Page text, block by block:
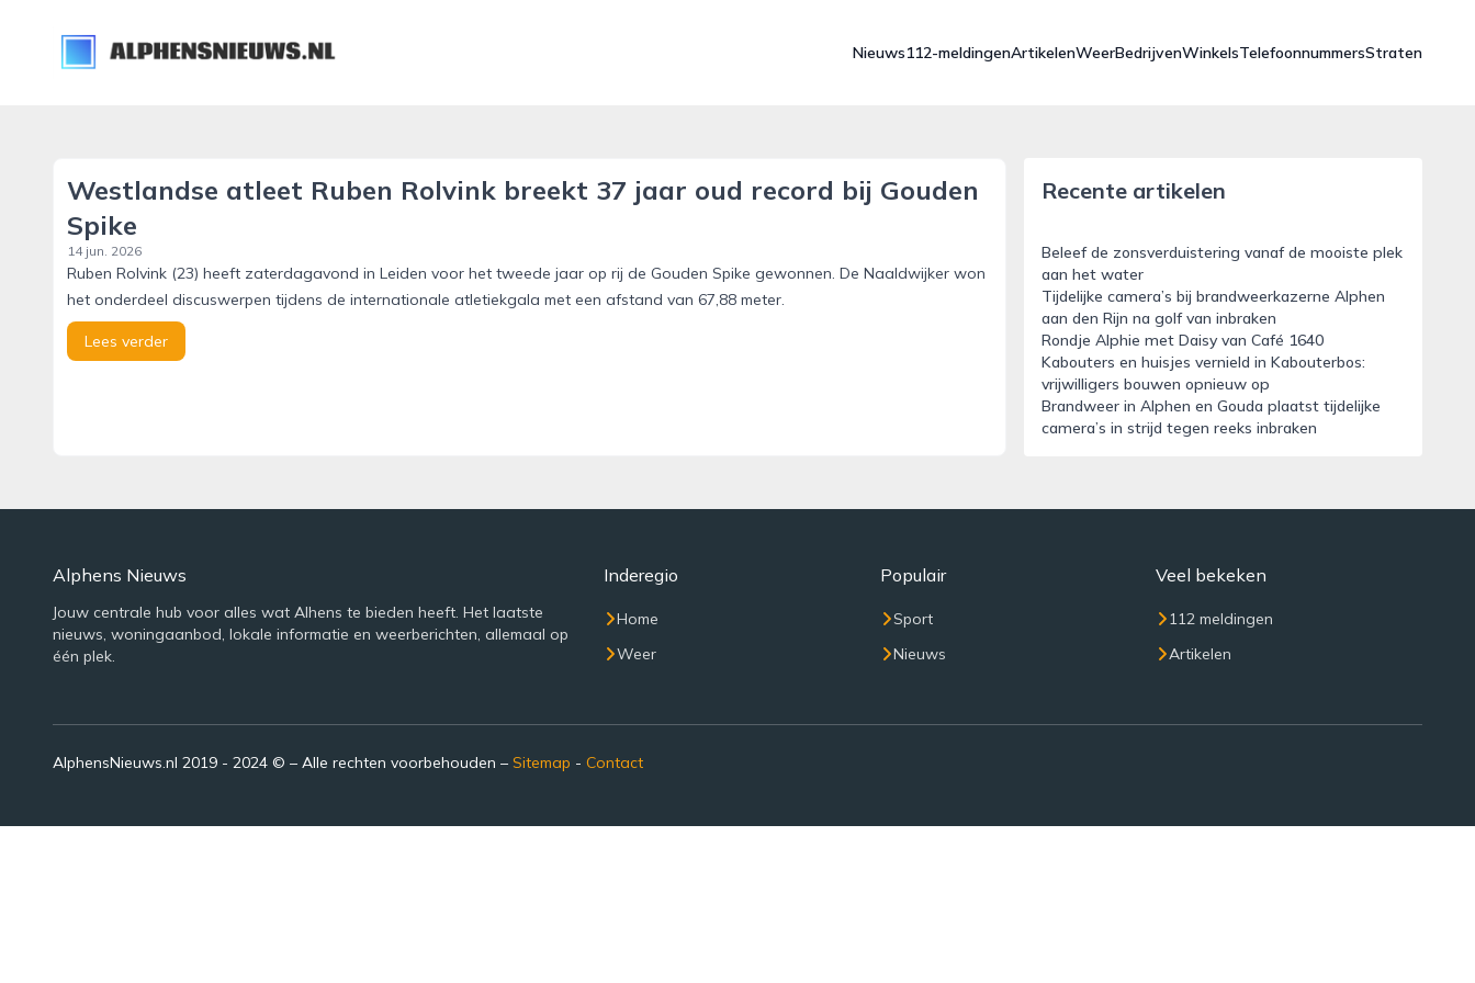
alphensnieuws.nl
Nieuws112-meldingenArtikelenWeerBedrijvenWinkelsTelefoonnummersStraten
Westlandse atleet Ruben Rolvink breekt 37 jaar oud record bij Gouden
Spike
14 jun. 2026
Ruben Rolvink (23) heeft zaterdagavond in Leiden voor het tweede jaar op rij de Gouden Spike gewonnen. De Naaldwijker won
het onderdeel discuswerpen tijdens de internationale atletiekgala met een afstand van 67,88 meter.
Lees verder
Recente artikelen
Beleef de zonsverduistering vanaf de mooiste plek
aan het water
Tijdelijke camera’s bij brandweerkazerne Alphen
aan den Rijn na golf van inbraken
Rondje Alphie met Daisy van Café 1640
Kabouters en huisjes vernield in Kabouterbos:
vrijwilligers bouwen opnieuw op
Brandweer in Alphen en Gouda plaatst tijdelijke
camera’s in strijd tegen reeks inbraken
Alphens Nieuws
Jouw centrale hub voor alles wat Alhens te bieden heeft. Het laatste
nieuws, woningaanbod, lokale informatie en weerberichten, allemaal op
één plek.
Inderegio
Home
Weer
Populair
Sport
Nieuws
Veel bekeken
112 meldingen
Artikelen
AlphensNieuws.nl 2019 - 2024 © – Alle rechten voorbehouden – Sitemap - Contact